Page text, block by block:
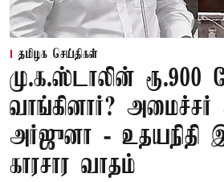
தமிழக செய்திகள்
மு.க.ஸ்டாலின் ரூ.900
வாங்கினார்?
அர்ஜுனா - உதயநிதி
காரசார வாதம்